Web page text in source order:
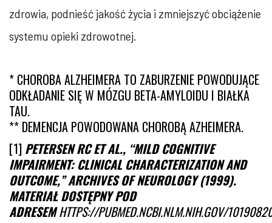
zdrowia, podnieść jakość życia i zmniejszyć obciążenie
systemu opieki zdrowotnej.
* CHOROBA ALZHEIMERA TO ZABURZENIE POWODUJĄCE
ODKŁADANIE SIĘ W MÓZGU BETA-AMYLOIDU I BIAŁKA
TAU.
** DEMENCJA POWODOWANA CHOROBĄ AZHEIMERA.
[1] PETERSEN RC ET AL., “MILD COGNITIVE
IMPAIRMENT: CLINICAL CHARACTERIZATION AND
OUTCOME,” ARCHIVES OF NEUROLOGY (1999).
MATERIAŁ DOSTĘPNY POD
ADRESEMHTTPS://PUBMED.NCBI.NLM.NIH.GOV/